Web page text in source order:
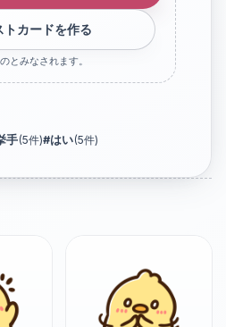
トカードを作る
とみなされます。
手(5件)#はい(5件)